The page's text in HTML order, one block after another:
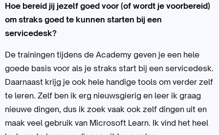
Hoe bereid jij jezelf goed voor (of wordt je voorbereid)
om straks goed te kunnen starten bij een
servicedesk?
De trainingen tijdens de Academy geven je een hele
goede basis voor als je straks start bij een servicedesk.
Daarnaast krijg je ook hele handige tools om verder zelf
te leren. Zelf ben ik erg nieuwsgierig en leer ik graag
nieuwe dingen, dus ik zoek vaak ook zelf dingen uit en
maak veel gebruik van Microsoft Learn. Ik vind het heel